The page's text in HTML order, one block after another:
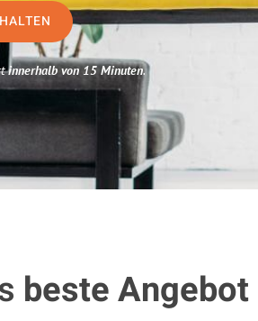
innerhalb von 15 Minuten.
beste Angebot